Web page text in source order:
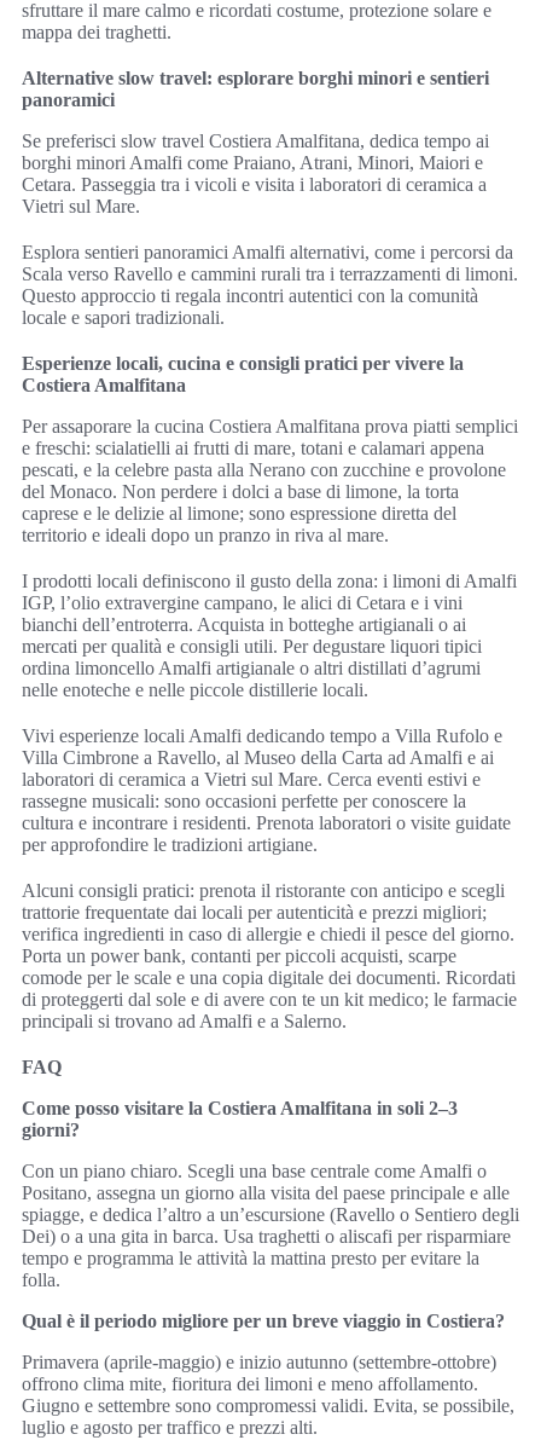
sfruttare il mare calmo e ricordati costume, protezione solare e
mappa dei traghetti.
Alternative slow travel: esplorare borghi minori e sentieri
panoramici
Se preferisci slow travel Costiera Amalfitana, dedica tempo ai
borghi minori Amalfi come Praiano, Atrani, Minori, Maiori e
Cetara. Passeggia tra i vicoli e visita i laboratori di ceramica a
Vietri sul Mare.
Esplora sentieri panoramici Amalfi alternativi, come i percorsi da
Scala verso Ravello e cammini rurali tra i terrazzamenti di limoni.
Questo approccio ti regala incontri autentici con la comunità
locale e sapori tradizionali.
Esperienze locali, cucina e consigli pratici per vivere la
Costiera Amalfitana
Per assaporare la cucina Costiera Amalfitana prova piatti semplici
e freschi: scialatielli ai frutti di mare, totani e calamari appena
pescati, e la celebre pasta alla Nerano con zucchine e provolone
del Monaco. Non perdere i dolci a base di limone, la torta
caprese e le delizie al limone; sono espressione diretta del
territorio e ideali dopo un pranzo in riva al mare.
I prodotti locali definiscono il gusto della zona: i limoni di Amalfi
IGP, l’olio extravergine campano, le alici di Cetara e i vini
bianchi dell’entroterra. Acquista in botteghe artigianali o ai
mercati per qualità e consigli utili. Per degustare liquori tipici
ordina limoncello Amalfi artigianale o altri distillati d’agrumi
nelle enoteche e nelle piccole distillerie locali.
Vivi esperienze locali Amalfi dedicando tempo a Villa Rufolo e
Villa Cimbrone a Ravello, al Museo della Carta ad Amalfi e ai
laboratori di ceramica a Vietri sul Mare. Cerca eventi estivi e
rassegne musicali: sono occasioni perfette per conoscere la
cultura e incontrare i residenti. Prenota laboratori o visite guidate
per approfondire le tradizioni artigiane.
Alcuni consigli pratici: prenota il ristorante con anticipo e scegli
trattorie frequentate dai locali per autenticità e prezzi migliori;
verifica ingredienti in caso di allergie e chiedi il pesce del giorno.
Porta un power bank, contanti per piccoli acquisti, scarpe
comode per le scale e una copia digitale dei documenti. Ricordati
di proteggerti dal sole e di avere con te un kit medico; le farmacie
principali si trovano ad Amalfi e a Salerno.
FAQ
Come posso visitare la Costiera Amalfitana in soli 2–3
giorni?
Con un piano chiaro. Scegli una base centrale come Amalfi o
Positano, assegna un giorno alla visita del paese principale e alle
spiagge, e dedica l’altro a un’escursione (Ravello o Sentiero degli
Dei) o a una gita in barca. Usa traghetti o aliscafi per risparmiare
tempo e programma le attività la mattina presto per evitare la
folla.
Qual è il periodo migliore per un breve viaggio in Costiera?
Primavera (aprile-maggio) e inizio autunno (settembre-ottobre)
offrono clima mite, fioritura dei limoni e meno affollamento.
Giugno e settembre sono compromessi validi. Evita, se possibile,
luglio e agosto per traffico e prezzi alti.